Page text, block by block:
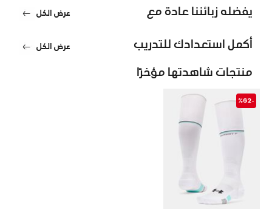
يفضله زبائننا عادة مع عرض الكل
أكمل استعدادك للتدريب عرض الكل
منتجات شاهدتها مؤخرًا
-%62